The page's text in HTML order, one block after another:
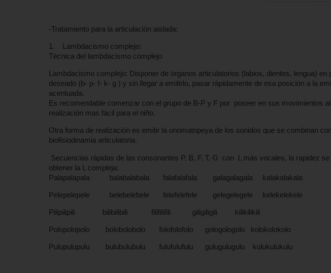
-Tratamiento para la articulación aislada:
1. Lambdacismo complejo:
Técnica del lambdacismo complejo
Lambdacismo complejo: Disponer de órganos articulatorios (labios, dientes, lengua) en
deseado (b- p- f- k- g ) y sin llegar a emitirlo, pasar rápidamente de esa posición a la
acentuada.
Es recomendable comenzar con el grupo de B-P y F por poseer en sus movimientos
realización mas fácil para el niño.
Otra forma de realización es emitir la onomatopeya de los sonidos que se combinan
biofisiodinamia articulatoria.
Secuencias rápidas de las consonantes P, B, F, T, G con L más vocales, la rapidez
obtener la L compleja:
Palapalapala balabalabala falafalafala galagalagala kalakalakala
Pelepelepele belebelebele felefelefele gelegelegele kelekelekele
Pilipilipili bilibilibili filifilifili giligiligili kilikilikili
Polopolopolo bolobolobolo folofolofolo gologologolo kolokolokolo
Pulupulupulu bulubulubulu fulufulufulu gulugulugulu kulukulukulu